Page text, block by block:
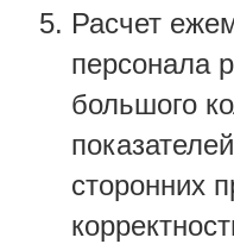
Расчет
персонала
большого
сторонних